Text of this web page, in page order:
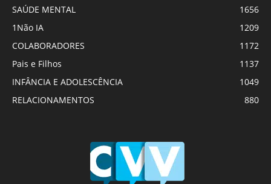
SAÚDE MENTAL
1656
1Não IA
1209
COLABORADORES
1172
Pais e Filhos
1137
INFÂNCIA E ADOLESCÊNCIA
1049
RELACIONAMENTOS
880